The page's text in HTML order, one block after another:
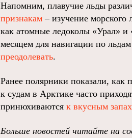
Напомним, плавучие льды
признакам – изучение морского
как атомные ледоколы «Урал» и
месяцем для навигации по
преодолевать.
Ранее полярники показали, как
к судам в Арктике часто
принюхиваются к вкусным
Больше новостей читайте на